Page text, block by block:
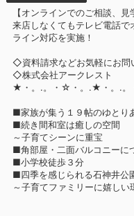
【オンラインでのご相談、見
来店しなくてもテレビ電話で
ライン対応を実施！
◇資料請求などお気軽にお問
◇株式会社アークレスト
★・。.。・☆・。.★・。.。
■家族が集う１９帖のゆとり
■続き間和室は癒しの空間
～子育てシーンに重宝
■角部屋・二面バルコニーに
■小学校徒歩３分
■四季を感じられる石神井公
～子育てファミリーに嬉しい